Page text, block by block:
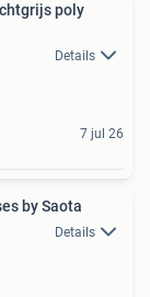
poly
Details
7 jul 26
by Saota
Details